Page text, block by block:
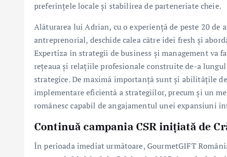
preferințele locale și stabilirea de parteneriate cheie.
Alăturarea lui Adrian, cu o experiență de peste 20
antreprenorial, deschide calea către idei fresh și
Expertiza în strategii de business și management
rețeaua și relațiile profesionale construite de-a
strategice. De maximă importanță sunt și abilitățile
implementare eficientă a strategiilor, precum și un
românesc capabil de angajamentul unei expansiuni
Continuă campania CSR inițiată de
În perioada imediat următoare, GourmetGIFT